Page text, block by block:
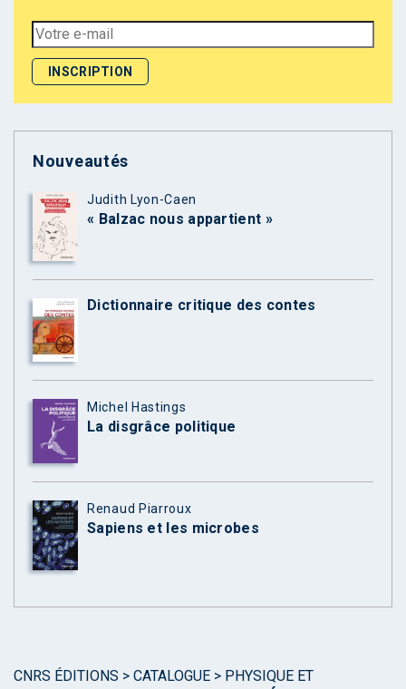
Nouveautés
Judith Lyon-Caen
« Balzac nous appartient »
Dictionnaire critique des contes
Michel Hastings
La disgrâce politique
Renaud Piarroux
Sapiens et les microbes
CNRS ÉDITIONS > CATALOGUE > PHYSIQUE ET